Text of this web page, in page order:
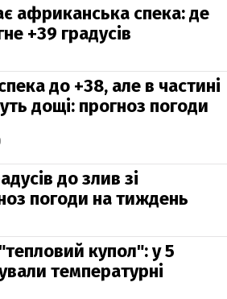
африканська спека: де
+39 градусів
до +38, але в частині
дощі: прогноз погоди
до злив зі
погоди на тиждень
купол": у 5
температурні